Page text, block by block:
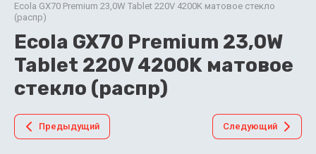
Ecola GX70 Premium 23,0W Tablet 220V 4200K матовое стекло
(распр)
Ecola GX70 Premium 23,0W
Tablet 220V 4200K матовое
стекло (распр)
Предыдущий Следующий